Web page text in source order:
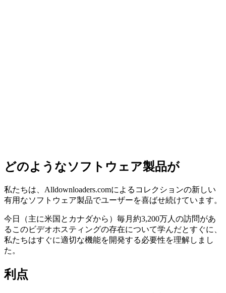
どのようなソフトウェア製品が
私たちは、Alldownloaders.comによるコレクションの新しい
有用なソフトウェア製品でユーザーを喜ばせ続けています。
今日（主に米国とカナダから）毎月約3,200万人の訪問があ
るこのビデオホスティングの存在について学んだとすぐに、
私たちはすぐに適切な機能を開発する必要性を理解しまし
た。
利点